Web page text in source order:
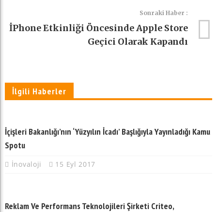
Sonraki Haber :
İPhone Etkinliği Öncesinde Apple Store
Geçici Olarak Kapandı
İlgili Haberler
İçişleri Bakanlığı’nın ‘Yüzyılın İcadı’ Başlığıyla Yayınladığı Kamu
Spotu
İnovaloji 15 Eyl 2017
Reklam Ve Performans Teknolojileri Şirketi Criteo,